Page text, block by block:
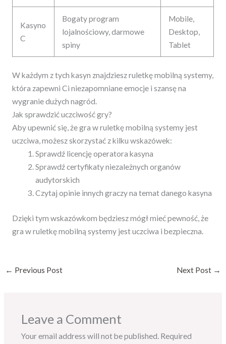
Kasyno
C
Bogaty program
lojalnościowy, darmowe
spiny
Mobile,
Desktop,
Tablet
W każdym z tych kasyn znajdziesz ruletkę mobilną systemy,
która zapewni Ci niezapomniane emocje i szansę na
wygranie dużych nagród.
Jak sprawdzić uczciwość gry?
Aby upewnić się, że gra w ruletkę mobilną systemy jest
uczciwa, możesz skorzystać z kilku wskazówek:
Sprawdź licencję operatora kasyna
Sprawdź certyfikaty niezależnych organów
audytorskich
Czytaj opinie innych graczy na temat danego kasyna
Dzięki tym wskazówkom będziesz mógł mieć pewność, że
gra w ruletkę mobilną systemy jest uczciwa i bezpieczna.
← Previous Post Next Post →
Leave a Comment
Your email address will not be published. Required